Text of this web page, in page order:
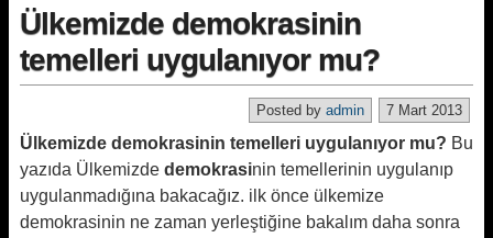
Ülkemizde demokrasinin
temelleri uygulanıyor mu?
7 Mart 2013
Posted by admin
Ülkemizde demokrasinin temelleri uygulanıyor mu? Bu
yazıda Ülkemizde demokrasinin temellerinin uygulanıp
uygulanmadığına bakacağız. ilk önce ülkemize
demokrasinin ne zaman yerleştiğine bakalım daha sonra